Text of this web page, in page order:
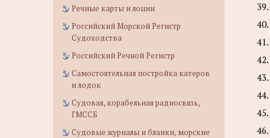
Речные карты и лоции
Российский Морской Регистр
Судоходства
Российский Речной Регистр
Самостоятельная постройка катеров
и лодок
Судовая, корабельная радиосвязь,
ГМССБ
Судовые журналы и бланки, морские
39.
40.
41.
42.
43.
44.
45.
46.